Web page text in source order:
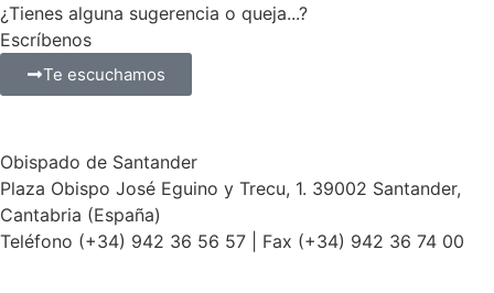
¿Tienes alguna sugerencia o queja...?
Escríbenos
Te escuchamos
Obispado de Santander
Plaza Obispo José Eguino y Trecu, 1. 39002 Santander,
Cantabria (España)
Teléfono (+34) 942 36 56 57 | Fax (+34) 942 36 74 00